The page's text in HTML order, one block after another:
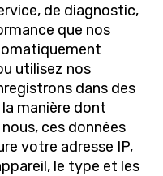
de diagnostic,
que nos
utilisez nos
dans des
manière dont
ces données
votre adresse IP,
le type et les